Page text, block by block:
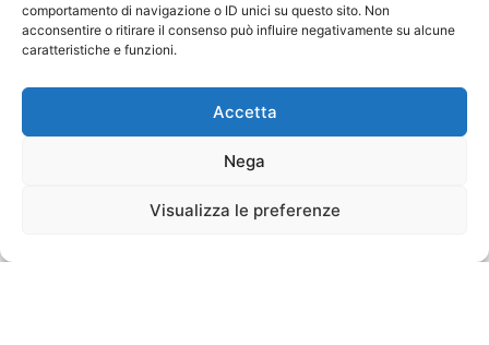
comportamento di navigazione o ID unici su questo sito. Non
acconsentire o ritirare il consenso può influire negativamente su alcune
caratteristiche e funzioni.
Accetta
Nega
Visualizza le preferenze